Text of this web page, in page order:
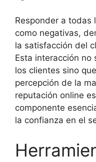
Responder a todas
como negativas,
la satisfacción del
Esta interacción no
los clientes sino
percepción de la
reputación online
componente
la confianza en el